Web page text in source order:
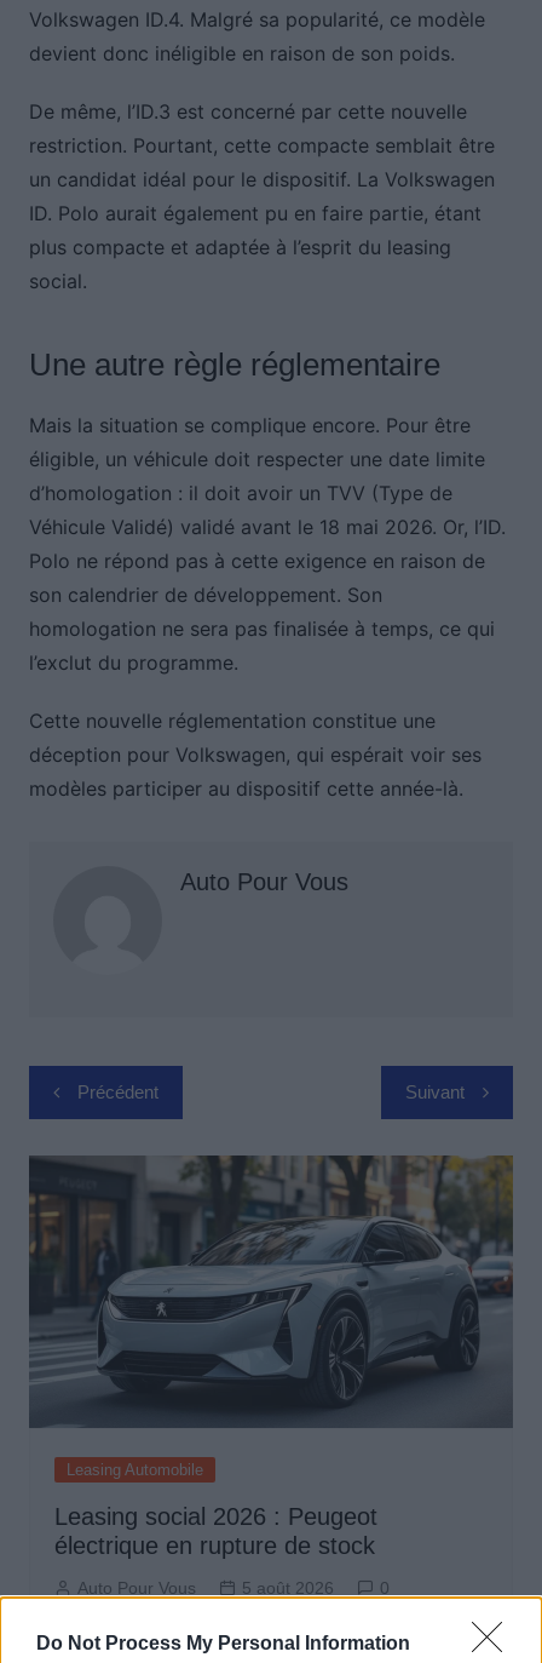
Do Not Process My Personal Information
Volkswagen ID.4. Malgré sa popularité, ce modèle
devient donc inéligible en raison de son poids.
De même, l’ID.3 est concerné par cette nouvelle
restriction. Pourtant, cette compacte semblait être
un candidat idéal pour le dispositif. La Volkswagen
ID. Polo aurait également pu en faire partie, étant
plus compacte et adaptée à l’esprit du leasing
social.
Une autre règle réglementaire
Mais la situation se complique encore. Pour être
éligible, un véhicule doit respecter une date limite
d’homologation : il doit avoir un TVV (Type de
Véhicule Validé) validé avant le 18 mai 2026. Or, l’ID.
Polo ne répond pas à cette exigence en raison de
son calendrier de développement. Son
homologation ne sera pas finalisée à temps, ce qui
l’exclut du programme.
Cette nouvelle réglementation constitue une
déception pour Volkswagen, qui espérait voir ses
modèles participer au dispositif cette année-là.
Auto Pour Vous
Navigation
de
l’article
Précédent Suivant
Leasing Automobile
Leasing social 2026 : Peugeot
électrique en rupture de stock
Auto Pour Vous 5 août 2026 0